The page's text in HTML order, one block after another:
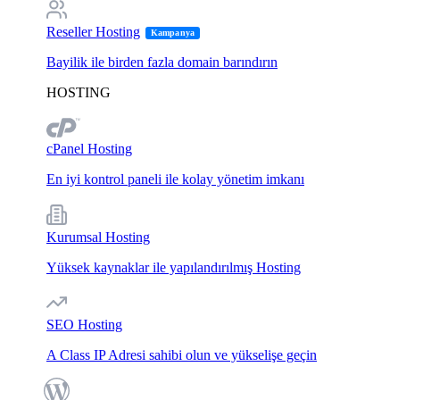
Reseller Hosting Kampanya
Bayilik ile birden fazla domain barındırın
HOSTING
cPanel Hosting
En iyi kontrol paneli ile kolay yönetim imkanı
Kurumsal Hosting
Yüksek kaynaklar ile yapılandırılmış Hosting
SEO Hosting
A Class IP Adresi sahibi olun ve yükselişe geçin